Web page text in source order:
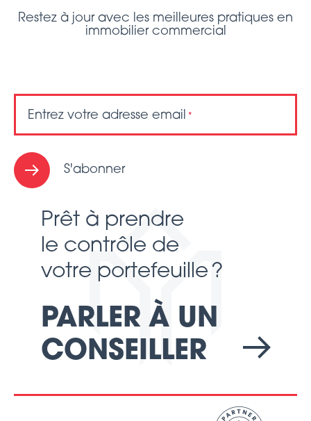
Restez à jour avec les meilleures pratiques en
immobilier commercial
Entrez votre adresse email *
S'abonner
Prêt à prendre
le contrôle de
votre portefeuille ?
PARLER À UN
CONSEILLER